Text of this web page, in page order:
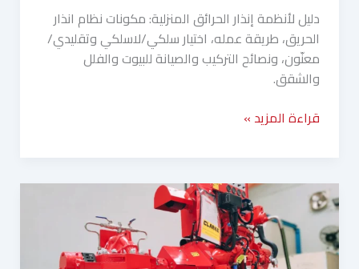
دليل لأنظمة إنذار الحرائق المنزلية: مكونات نظام انذار
الحريق، طريقة عمله، اختيار سلكي/لاسلكي وتقليدي/
معنّون، ونصائح التركيب والصيانة للبيوت والفلل
والشقق.
قراءة المزيد »
أخطاء
شائعة
في
اختيار